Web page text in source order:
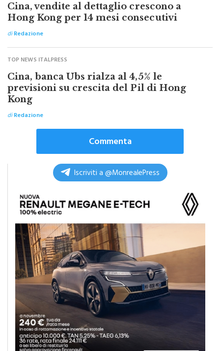
Cina, vendite al dettaglio crescono a
Hong Kong per 14 mesi consecutivi
diRedazione
TOP NEWS ITALPRESS
Cina, banca Ubs rialza al 4,5% le
previsioni su crescita del Pil di Hong
Kong
diRedazione
Commenta
Iscriviti a @MonrealePress